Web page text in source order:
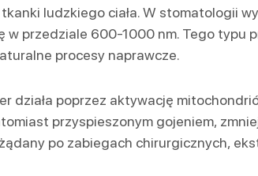
ludzkiego ciała. W stomatologii
w przedziale 600-1000 nm. Tego
procesy naprawcze.
działa poprzez aktywację
przyspieszonym gojeniem,
po zabiegach chirurgicznych,